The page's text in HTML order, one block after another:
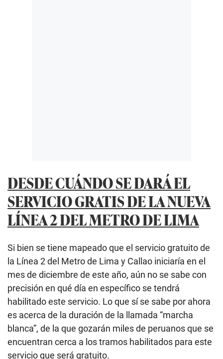
DESDE CUÁNDO SE DARÁ EL
SERVICIO GRATIS DE LA NUEVA
LÍNEA 2 DEL METRO DE LIMA
Si bien se tiene mapeado que el servicio gratuito de
la Línea 2 del Metro de Lima y Callao iniciaría en el
mes de diciembre de este año, aún no se sabe con
precisión en qué día en específico se tendrá
habilitado este servicio. Lo que sí se sabe por ahora
es acerca de la duración de la llamada “marcha
blanca”, de la que gozarán miles de peruanos que se
encuentran cerca a los tramos habilitados para este
servicio que será gratuito.